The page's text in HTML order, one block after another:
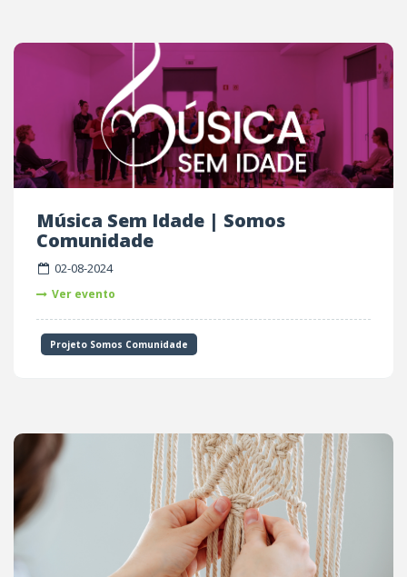
Música Sem Idade | Somos
Comunidade
02-08-2024
Ver evento
Projeto Somos Comunidade